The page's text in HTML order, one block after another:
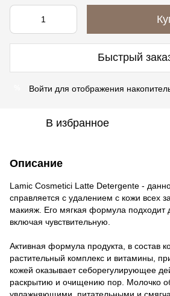
Быстрый
Войти для отображения
В избранное
Описание
Lamic Cosmetici Latte Detergente -
справляется с удалением с кожи всех
макияж. Его мягкая формула подходит
включая чувствительную.
Активная формула продукта, в состав
растительный комплекс и витамины,
кожей оказывает себорегулирующее
раскрытию и очищению пор. Молочко
увлажняющими, питательными и